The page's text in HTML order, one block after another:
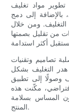
مواد تغليف
بالإضافة إلى دمج
التغليف. ومن خلال
من تقليل بصمتها
تصاميم وتقنيات
التغليف بشكل
وصولًا إلى تطبيق
مكّنت هذه
المساس بسلامة
المنتج.